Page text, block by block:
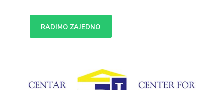
RADIMO ZAJEDNO